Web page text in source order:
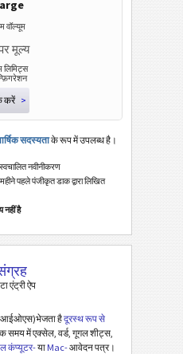
प्रोफाइल
सर्च
वॉल्यूम
मूल्य
करें >
सदस्यताके रूप में उपलब्ध है।
नवीनीकरण
पहले पंजीकृत डाक द्वारा लिखित
नहीं है
एंट्री ऐप
आईओएस)भेजता हैदूरस्थ रूप से
समय में एक्सेल, वर्ड, गूगल शीट्स,
कंप्यूटर-या Mac-आवेदन पत्र।